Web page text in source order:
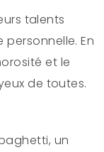
talents
En
et le
de toutes.
un